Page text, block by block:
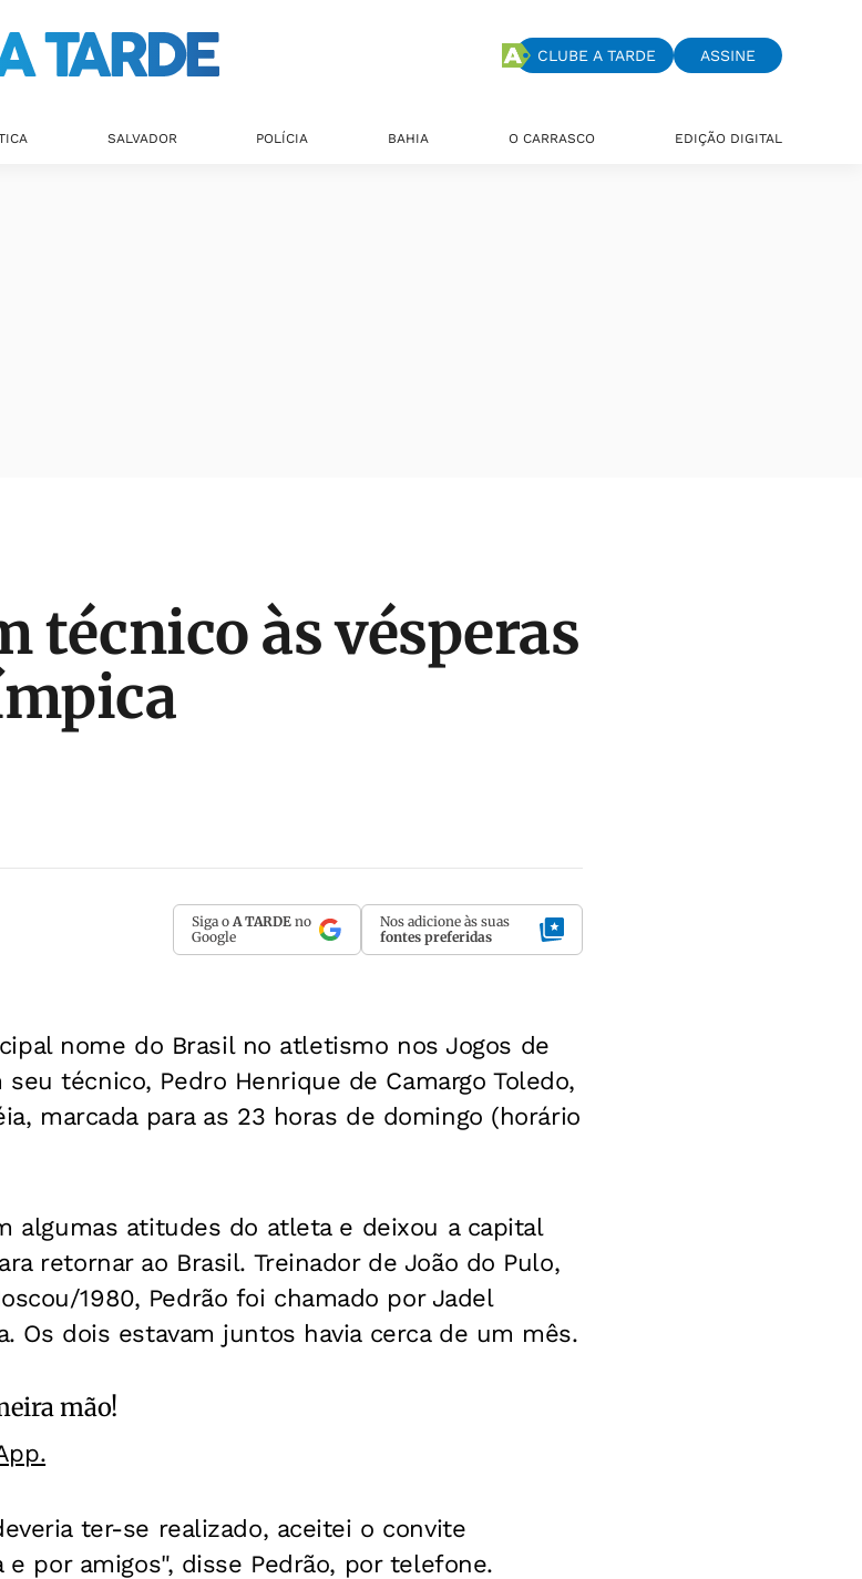
CLUBE A TARDE ASSINE
SALVADOR POLÍCIA BAHIA O CARRASCO EDIÇÃO DIGITAL
técnico às vésperas
Siga o A TARDE no
Google
Nos adicione às suas
fontes preferidas
nome do Brasil no atletismo nos Jogos de
técnico, Pedro Henrique de Camargo Toledo,
marcada para as 23 horas de domingo (horário
algumas atitudes do atleta e deixou a capital
retornar ao Brasil. Treinador de João do Pulo,
1980, Pedrão foi chamado por Jadel
Os dois estavam juntos havia cerca de um mês.
mão!
ter-se realizado, aceitei o convite
por amigos", disse Pedrão, por telefone.